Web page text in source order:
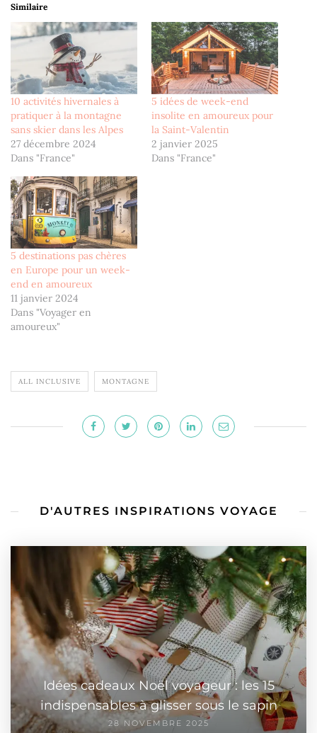
Similaire
10 activités hivernales à
pratiquer à la montagne
sans skier dans les Alpes
27 décembre 2024
Dans "France"
5 idées de week-end
insolite en amoureux pour
la Saint-Valentin
2 janvier 2025
Dans "France"
5 destinations pas chères
en Europe pour un week-
end en amoureux
11 janvier 2024
Dans "Voyager en
amoureux"
ALL INCLUSIVE MONTAGNE
D'AUTRES INSPIRATIONS VOYAGE
Idées cadeaux Noël voyageur : les 15
indispensables à glisser sous le sapin
28 NOVEMBRE 2025